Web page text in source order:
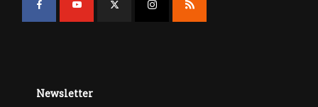
Newsletter